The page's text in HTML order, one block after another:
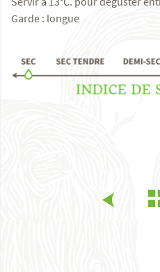
Garde : longue